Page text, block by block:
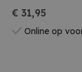
Style 2000W
€ 31,95
Online op